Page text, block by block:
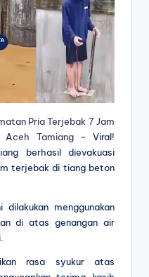
Pria Terjebak 7 Jam
Tamiang– Viral!
berhasil dievakuasi
terjebak di tiang beton
menggunakan
di atas genangan air
rasa syukur atas